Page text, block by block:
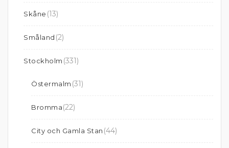
Skåne (13)
Småland (2)
Stockholm (331)
Östermalm (31)
Bromma(22)
City och Gamla Stan (44)